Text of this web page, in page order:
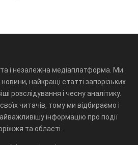
і незалежна медіаплатформа. Ми
новини, найкращі статті запорізьких
розслідування і чесну аналітику.
читачів, тому ми відбираємо і
інформацію про події
та області.